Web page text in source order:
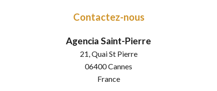
Contactez-nous
Agencia Saint-Pierre
21, Quai St Pierre
06400Cannes
France